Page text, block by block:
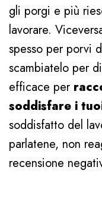
gli porgi e più
lavorare.
spesso per porvi
scambiatelo per
efficace per
soddisfare i
soddisfatto del
parlatene, non
recensione